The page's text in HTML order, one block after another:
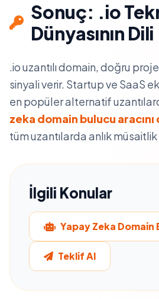
Sonuç: .io
Dünyasının Dili
.io uzantılı domain, doğru
sinyali verir. Startup ve SaaS
en popüler alternatif
zeka domain bulucu
tüm uzantılarda anlık
İlgili Konular
Yapay Zeka Domain
Teklif Al